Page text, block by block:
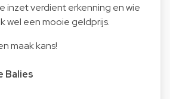
inzet verdient erkenning en wie
wel een mooie geldprijs.
maak kans!
Balies